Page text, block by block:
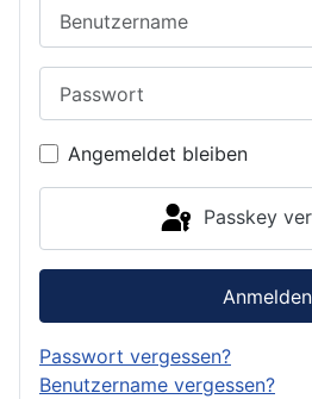
Angemeldet bleiben
Passkey
Anmelden
Passwort vergessen?
Benutzername vergessen?